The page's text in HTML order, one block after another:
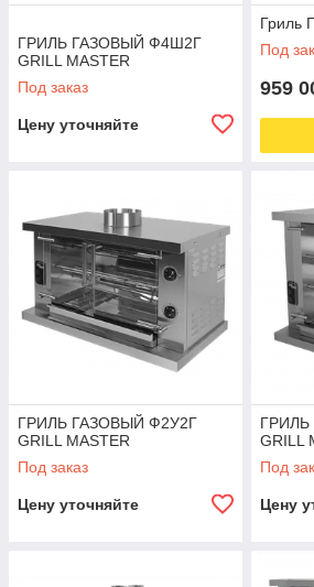
ГРИЛЬ ГАЗОВЫЙ Ф4Ш2Г
GRILL MASTER
Под заказ
Цену уточняйте
Гриль
Под
959
ГРИЛЬ ГАЗОВЫЙ Ф2У2Г
GRILL MASTER
Под заказ
Цену уточняйте
GRILL
Под
Цену